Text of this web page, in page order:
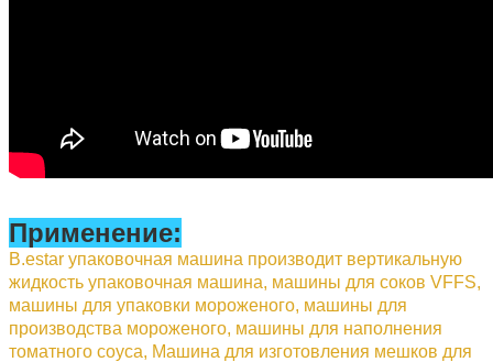
Применение:
В.estar упаковочная машина производит вертикальную
жидкость упаковочная машина, машины для соков VFFS,
машины для упаковки мороженого, машины для
производства мороженого, машины для наполнения
томатного соуса, Машина для изготовления мешков для